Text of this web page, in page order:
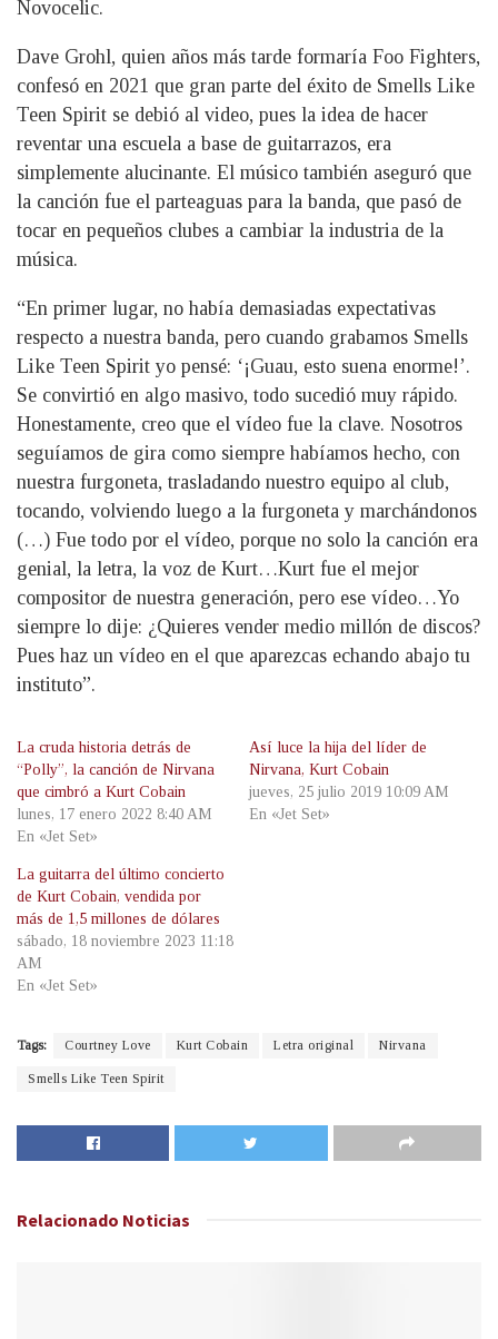
Novocelic.
Dave Grohl, quien años más tarde formaría Foo Fighters,
confesó en 2021 que gran parte del éxito de Smells Like
Teen Spirit se debió al video, pues la idea de hacer
reventar una escuela a base de guitarrazos, era
simplemente alucinante. El músico también aseguró que
la canción fue el parteaguas para la banda, que pasó de
tocar en pequeños clubes a cambiar la industria de la
música.
“En primer lugar, no había demasiadas expectativas
respecto a nuestra banda, pero cuando grabamos Smells
Like Teen Spirit yo pensé: ‘¡Guau, esto suena enorme!’.
Se convirtió en algo masivo, todo sucedió muy rápido.
Honestamente, creo que el vídeo fue la clave. Nosotros
seguíamos de gira como siempre habíamos hecho, con
nuestra furgoneta, trasladando nuestro equipo al club,
tocando, volviendo luego a la furgoneta y marchándonos
(…) Fue todo por el vídeo, porque no solo la canción era
genial, la letra, la voz de Kurt…Kurt fue el mejor
compositor de nuestra generación, pero ese vídeo…Yo
siempre lo dije: ¿Quieres vender medio millón de discos?
Pues haz un vídeo en el que aparezcas echando abajo tu
instituto”.
La cruda historia detrás de
“Polly”, la canción de Nirvana
que cimbró a Kurt Cobain
lunes, 17 enero 2022 8:40 AM
En «Jet Set»
Así luce la hija del líder de
Nirvana, Kurt Cobain
jueves, 25 julio 2019 10:09 AM
En «Jet Set»
La guitarra del último concierto
de Kurt Cobain, vendida por
más de 1,5 millones de dólares
sábado, 18 noviembre 2023 11:18
AM
En «Jet Set»
Tags: Courtney Love Kurt Cobain Letra original Nirvana
Smells Like Teen Spirit
Relacionado Noticias